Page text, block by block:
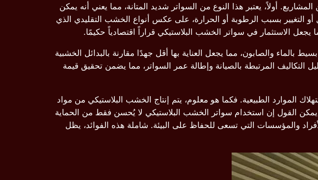
أولاً، يعتبر هذا النوع من السواتر شديد المتانة، مما يعني أنه يمكن
التغيير بسبب الرطوبة أو الحرارة، على عكس أنواع الخشب التقليدي الذي
الاستثمار في سواتر الخشب البلاستيكي قراراً اقتصادياً حكيمًا.
والصابون، مما يجعل العناية بها أقل جهدًا مقارنة بالبدائل الخشبية
التكاليف المرتبطة بالصيانة وإطالة عمر السواتر، مما يضمن تحقيق قيمة
الموارد الطبيعية. فكما هو معلوم، يتم إنتاج الخشب البلاستيكي من مواد
يمكن القول إن استخدام سواتر الخشب البلاستيكي لا يُحسن فقط من الحماية
والمؤسسات التي تسعى للحفاظ على البيئة. شاملة هذه الفوائد، يظل